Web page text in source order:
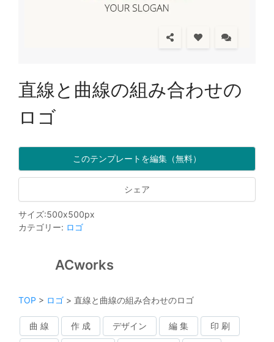
直線と曲線の組み合わせの
ロゴ
このテンプレートを編集（無料）
シェア
サイズ:500x500px
カテゴリー: ロゴ
ACworks
TOP > ロゴ > 直線と曲線の組み合わせのロゴ
曲 線 作 成 デザイン 編 集 印 刷